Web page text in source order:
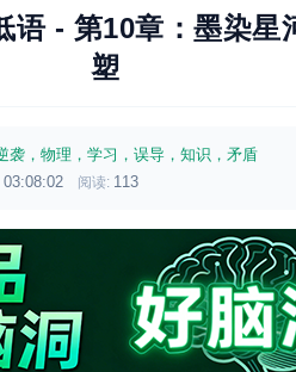
语 - 第10章：墨染星
塑
袭，物理，学习，误导，知识，矛盾
03:08:02 阅读: 113